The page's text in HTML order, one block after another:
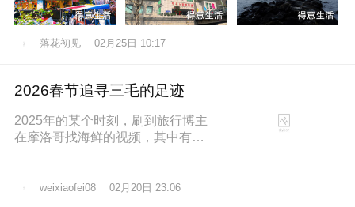
落花初见 02月25日 10:17
2026春节追寻三毛的足迹
2025年的某个时刻，刷到旅行博主
在摩洛哥找海鲜的视频，其中有个
地拍照留
weixiaofei08 02月20日 23:06